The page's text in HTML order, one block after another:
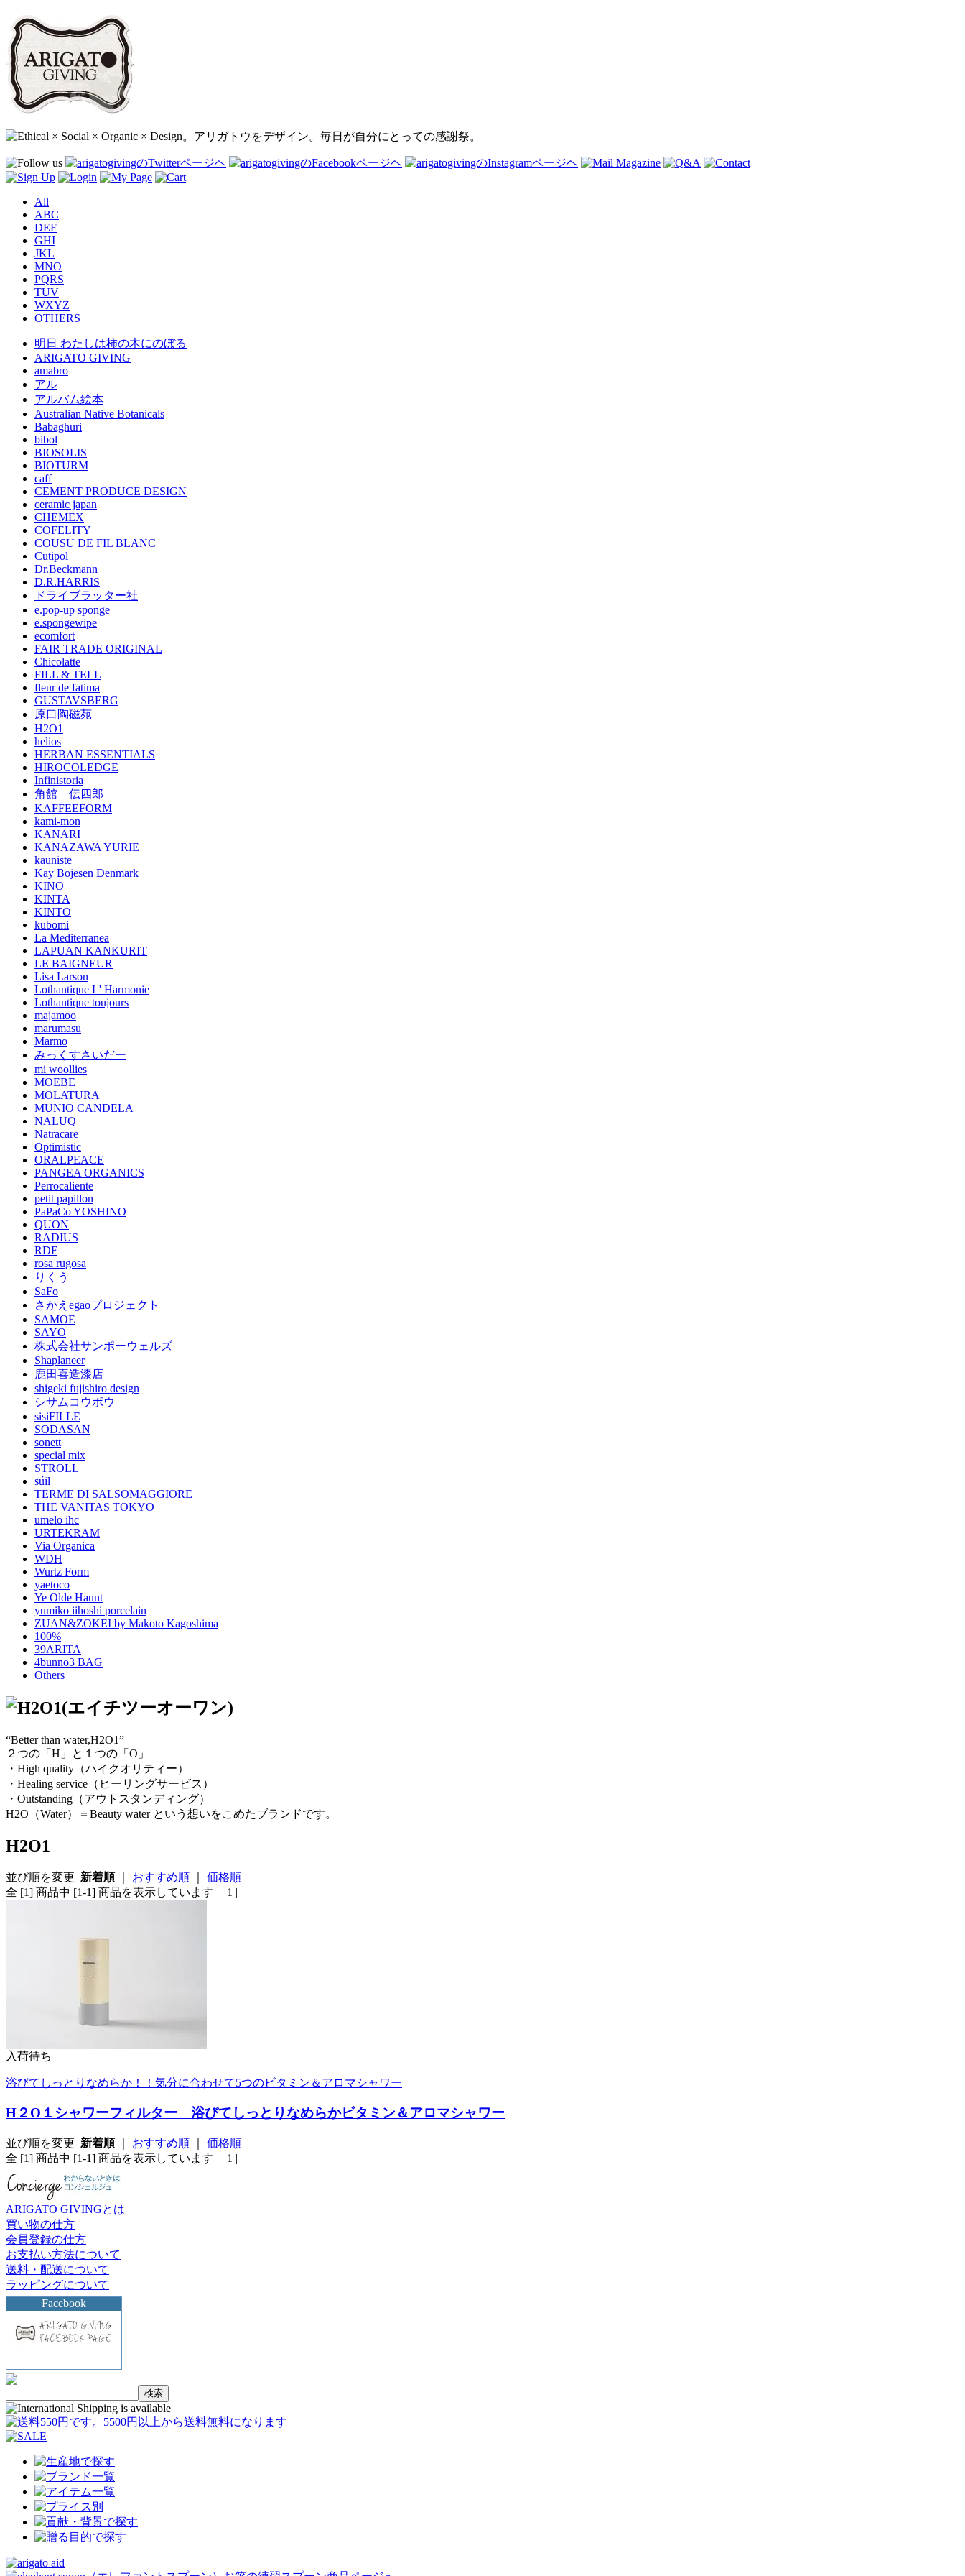
All
ABC
DEF
GHI
JKL
MNO
PQRS
TUV
WXYZ
OTHERS
明日 わたしは柿の木にのぼる
ARIGATO GIVING
amabro
アル
アルバム絵本
Australian Native Botanicals
Babaghuri
bibol
BIOSOLIS
BIOTURM
caff
CEMENT PRODUCE DESIGN
ceramic japan
CHEMEX
COFELITY
COUSU DE FIL BLANC
Cutipol
Dr.Beckmann
D.R.HARRIS
ドライブラッター社
e.pop-up sponge
e.spongewipe
ecomfort
FAIR TRADE ORIGINAL
Chicolatte
FILL & TELL
fleur de fatima
GUSTAVSBERG
原口陶磁苑
H2O1
helios
HERBAN ESSENTIALS
HIROCOLEDGE
Infinistoria
角館 伝四郎
KAFFEEFORM
kami-mon
KANARI
KANAZAWA YURIE
kauniste
Kay Bojesen Denmark
KINO
KINTA
KINTO
kubomi
La Mediterranea
LAPUAN KANKURIT
LE BAIGNEUR
Lisa Larson
Lothantique L' Harmonie
Lothantique toujours
majamoo
marumasu
Marmo
みっくすさいだー
mi woollies
MOEBE
MOLATURA
MUNIO CANDELA
NALUQ
Natracare
Optimistic
ORALPEACE
PANGEA ORGANICS
Perrocaliente
petit papillon
PaPaCo YOSHINO
QUON
RADIUS
RDF
rosa rugosa
りくう
SaFo
さかえegaoプロジェクト
SAMOE
SAYO
株式会社サンポーウェルズ
Shaplaneer
鹿田喜造漆店
shigeki fujishiro design
シサムコウボウ
sisiFILLE
SODASAN
sonett
special mix
STROLL
súil
TERME DI SALSOMAGGIORE
THE VANITAS TOKYO
umelo ihc
URTEKRAM
Via Organica
WDH
Wurtz Form
yaetoco
Ye Olde Haunt
yumiko iihoshi porcelain
ZUAN&ZOKEI by Makoto Kagoshima
100%
39ARITA
4bunno3 BAG
Others
“Better than water,H2O1”
２つの「H」と１つの「O」
・High quality（ハイクオリティー）
・Healing service（ヒーリングサービス）
・Outstanding（アウトスタンディング）
H2O（Water）＝Beauty water という想いをこめたブランドです。
H2O1
並び順を変更 新着順｜ おすすめ順
価格順
全 [1] 商品中 [1-1] 商品を表示しています | 1 |
入荷待ち
浴びてしっとりなめらか！！気分に合わせて5つのビタミン＆アロマシャワー
H２O１シャワーフィルター 浴びてしっとりなめらかビタミン＆アロマシャワー
並び順を変更 新着順｜ おすすめ順
価格順
全 [1] 商品中 [1-1] 商品を表示しています | 1 |
ARIGATO GIVINGとは
買い物の仕方
会員登録の仕方
お支払い方法について
送料・配送について
ラッピングについて
Facebook